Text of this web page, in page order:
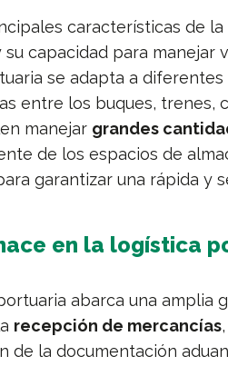
características de
capacidad para manejar
se adapta a
entre los buques, trenes,
manejar grandes
de los espacios de
garantizar una rápida y
en la logística
abarca una amplia
recepción de mercancías
de la documentación